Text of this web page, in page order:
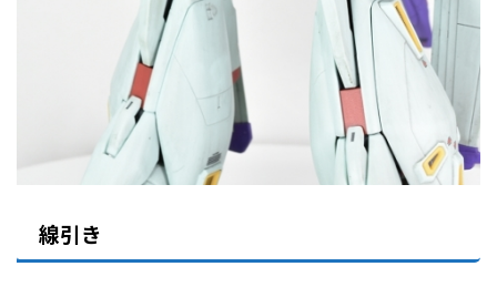
線引き